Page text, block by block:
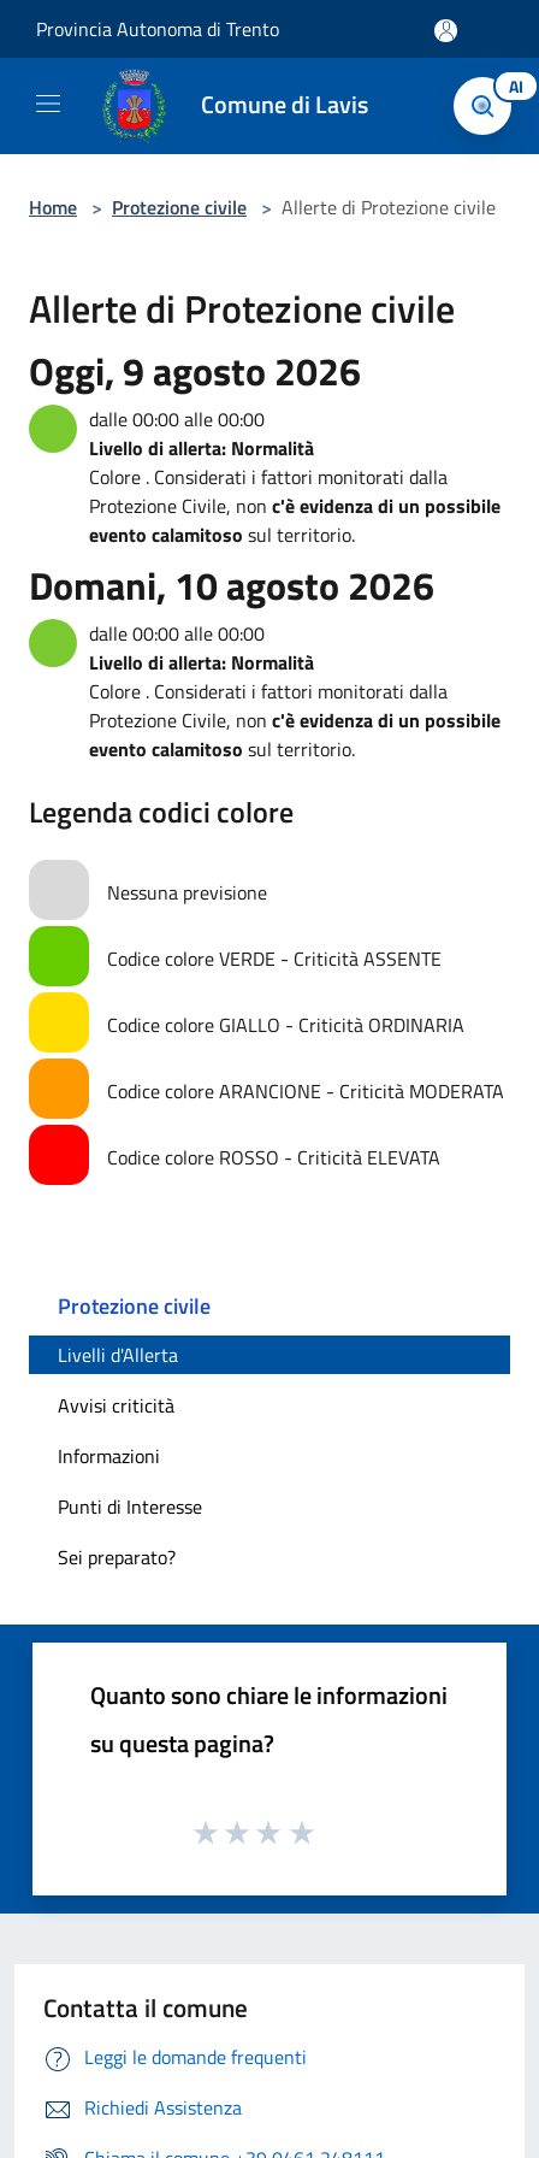
Provincia Autonoma di Trento
Comune di Lavis AI
Home > Protezione civile > Allerte di Protezione civile
Allerte di Protezione civile
Oggi, 9 agosto 2026
dalle 00:00 alle 00:00
Livello di allerta: Normalità
Colore . Considerati i fattori monitorati dalla
Protezione Civile, non c'è evidenza di un possibile
evento calamitoso sul territorio.
Domani, 10 agosto 2026
dalle 00:00 alle 00:00
Livello di allerta: Normalità
Colore . Considerati i fattori monitorati dalla
Protezione Civile, non c'è evidenza di un possibile
evento calamitoso sul territorio.
Legenda codici colore
Nessuna previsione
Codice colore VERDE - Criticità ASSENTE
Codice colore GIALLO - Criticità ORDINARIA
Codice colore ARANCIONE - Criticità MODERATA
Codice colore ROSSO - Criticità ELEVATA
Protezione civile
Livelli d'Allerta
Avvisi criticità
Informazioni
Punti di Interesse
Sei preparato?
Quanto sono chiare le informazioni
su questa pagina?
Contatta il comune
Leggi le domande frequenti
Richiedi Assistenza